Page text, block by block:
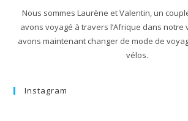
Nous sommes Laurène et Valentin, un
avons voyagé à travers l’Afrique dans notre
avons maintenant changer de mode de
vélos.
Instagram